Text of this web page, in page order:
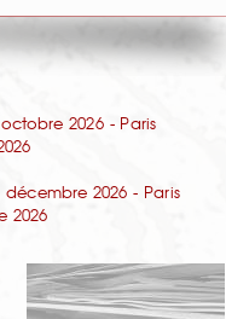
2026 - Paris
2026 - Paris
2026